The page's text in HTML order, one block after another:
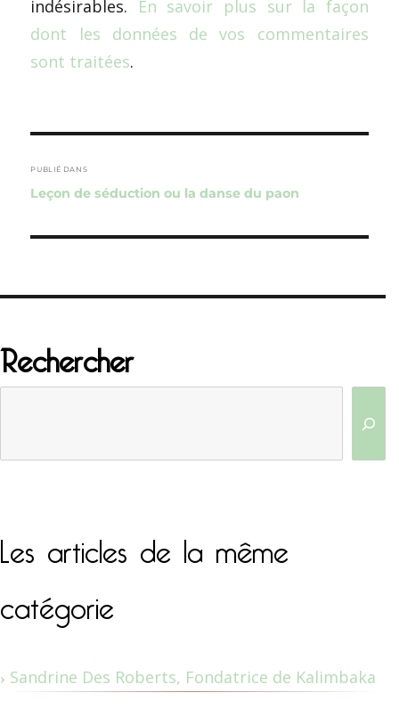
indésirables. En savoir plus sur la façon
dont les données de vos commentaires
sont traitées.
de
l’article
PUBLIÉ DANS
Leçon de séduction ou la danse du paon
Rechercher
Les articles de la même
catégorie
Sandrine Des Roberts, Fondatrice de Kalimbaka